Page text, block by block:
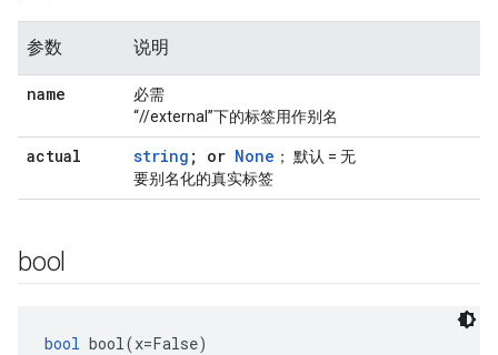
参数 说明
name
必需
“//external”下的标签用作别名
actual string ; or None ； 默认 = 无
要别名化的真实标签
bool
bool bool(x=False)